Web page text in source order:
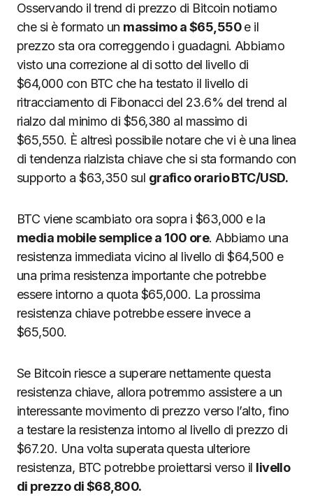
Osservando il trend di prezzo di Bitcoin notiamo
che si è formato un massimo a $65,550e il
prezzo sta ora correggendo i guadagni. Abbiamo
visto una correzione al di sotto del livello di
$64,000 con BTC che ha testato il livello di
ritracciamento di Fibonacci del 23.6% del trend al
rialzo dal minimo di $56,380 al massimo di
$65,550. È altresì possibile notare che vi è una linea
di tendenza rialzista chiave che si sta formando con
supporto a $63,350 sul grafico orario BTC/USD.
BTC viene scambiato ora sopra i $63,000 e la
media mobile semplice a 100 ore. Abbiamo una
resistenza immediata vicino al livello di $64,500 e
una prima resistenza importante che potrebbe
essere intorno a quota $65,000. La prossima
resistenza chiave potrebbe essere invece a
$65,500.
Se Bitcoin riesce a superare nettamente questa
resistenza chiave, allora potremmo assistere a un
interessante movimento di prezzo verso l’alto, fino
a testare la resistenza intorno al livello di prezzo di
$67.20. Una volta superata questa ulteriore
resistenza, BTC potrebbe proiettarsi verso il livello
di prezzo di $68,800.